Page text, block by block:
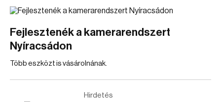
Fejlesztenék a kamerarendszert
Nyíracsádon
Több eszközt is vásárolnának.
Hirdetés